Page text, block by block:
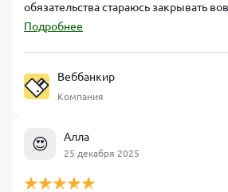
обязательства стараюсь закрывать
Подробнее
Веббанкир
Компания
😍 Алла
25 декабря 2025